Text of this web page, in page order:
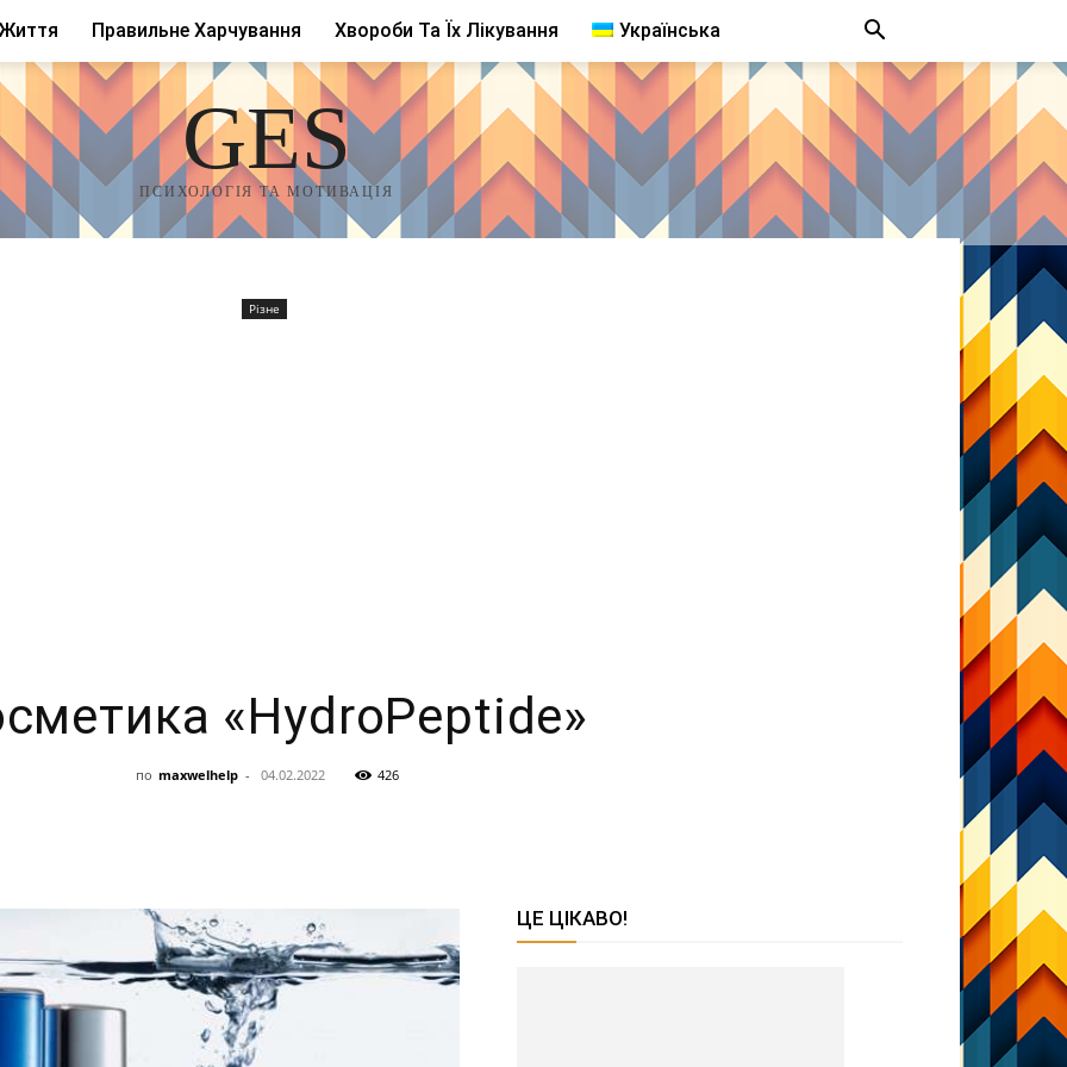
Правильне Харчування Хвороби Та Їх Лікування Українська
GES
ПСИХОЛОГІЯ ТА МОТИВАЦІЯ
Різне
«HydroPeptide»
по maxwelhelp - 04.02.2022 426
ЦЕ ЦІКАВО!